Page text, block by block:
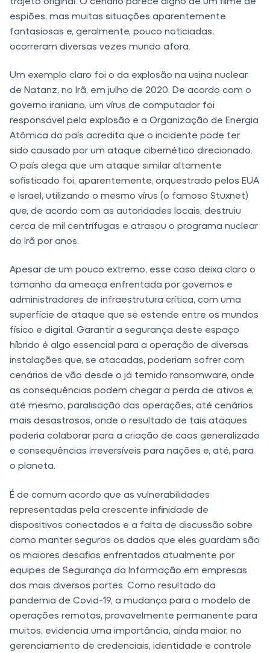
espiões, mas muitas situações aparentemente
fantasiosas e, geralmente, pouco noticiadas,
ocorreram diversas vezes mundo afora.
Um exemplo claro foi o da explosão na usina nuclear
de Natanz, no Irã, em julho de 2020. De acordo com o
governo iraniano, um vírus de computador foi
responsável pela explosão e a Organização de Energia
Atômica do país acredita que o incidente pode ter
sido causado por um ataque cibernético direcionado.
O país alega que um ataque similar altamente
sofisticado foi, aparentemente, orquestrado pelos EUA
e Israel, utilizando o mesmo vírus (o famoso Stuxnet)
que, de acordo com as autoridades locais, destruiu
cerca de mil centrífugas e atrasou o programa nuclear
do Irã por anos.
Apesar de um pouco extremo, esse caso deixa claro o
tamanho da ameaça enfrentada por governos e
administradores de infraestrutura crítica, com uma
superfície de ataque que se estende entre os mundos
físico e digital. Garantir a segurança deste espaço
híbrido é algo essencial para a operação de diversas
instalações que, se atacadas, poderiam sofrer com
cenários de vão desde o já temido ransomware, onde
as consequências podem chegar a perda de ativos e,
até mesmo, paralisação das operações, até cenários
mais desastrosos, onde o resultado de tais ataques
poderia colaborar para a criação de caos generalizado
e consequências irreversíveis para nações e, até, para
o planeta.
É de comum acordo que as vulnerabilidades
representadas pela crescente infinidade de
dispositivos conectados e a falta de discussão sobre
como manter seguros os dados que eles guardam são
os maiores desafios enfrentados atualmente por
equipes de Segurança da Informação em empresas
dos mais diversos portes. Como resultado da
pandemia de Covid-19, a mudança para o modelo de
operações remotas, provavelmente permanente para
muitos, evidencia uma importância, ainda maior, no
gerenciamento de credenciais, identidade e controle